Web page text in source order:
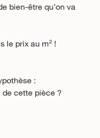
bien-être qu’on va
le prix au m² !
:
de cette pièce ?